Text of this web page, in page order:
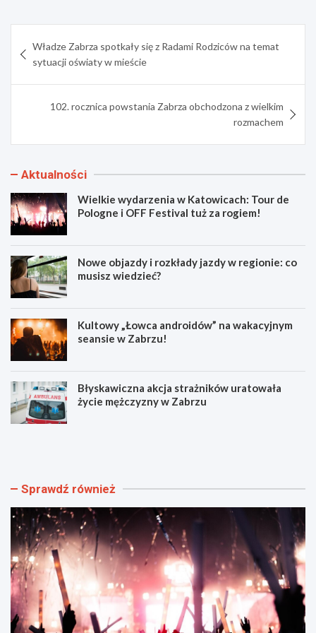
wpisu
Władze Zabrza spotkały się z Radami Rodziców na temat
sytuacji oświaty w mieście
102. rocznica powstania Zabrza obchodzona z wielkim
rozmachem
Aktualności
Wielkie wydarzenia w Katowicach: Tour de
Pologne i OFF Festival tuż za rogiem!
Nowe objazdy i rozkłady jazdy w regionie: co
musisz wiedzieć?
Kultowy „Łowca androidów” na wakacyjnym
seansie w Zabrzu!
Błyskawiczna akcja strażników uratowała
życie mężczyzny w Zabrzu
W
i
w
y
d
a
r
z
e
n
i
N
b
a
z
d
y
i
r
o
z
k
Sprawdź również